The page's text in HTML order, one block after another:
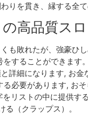
りを貫き、縁する全
高品質スロ
も敗れたが、強豪ひ
することができま
詳細になります, お
必要があります, お
リストの中に提供
（クラップス）。